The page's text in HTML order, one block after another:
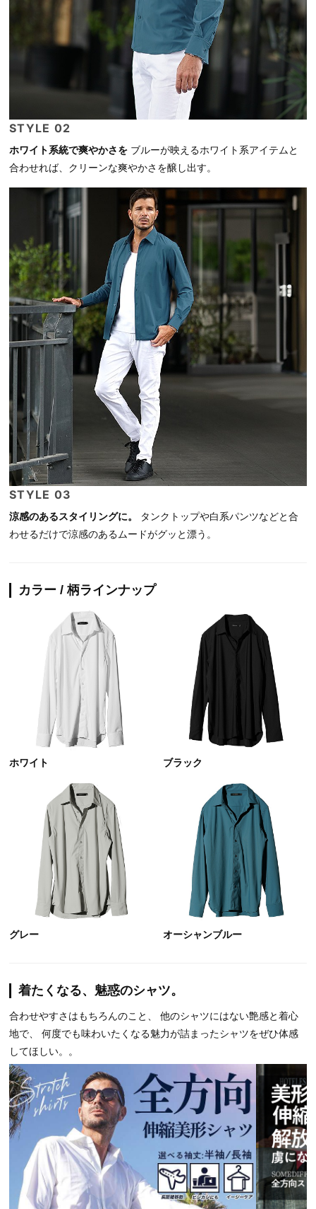
STYLE 02
ホワイト系統で爽やかさを ブルーが映えるホワイト系アイテムと
合わせれば、クリーンな爽やかさを醸し出す。
STYLE 03
涼感のあるスタイリングに。
タンクトップや白系パンツなどと合
わせるだけで涼感のあるムードがグッと漂う。
カラー / 柄ラインナップ
ホワイト ブラック
グレー オーシャンブルー
着たくなる、魅惑のシャツ。
合わせやすさはもちろんのこと、 他のシャツにはない艶感と着心
地で、 何度でも味わいたくなる魅力が詰まったシャツをぜひ体感
してほしい。。